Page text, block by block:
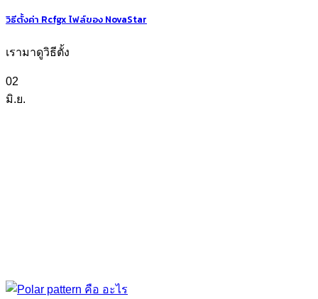
วิธีตั้งค่า Rcfgx ไฟล์ของ NovaStar
เรามาดูวิธีตั้ง
02
มิ.ย.